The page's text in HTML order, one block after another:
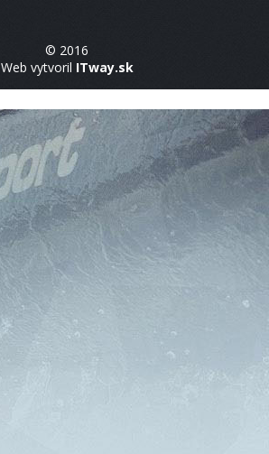
© 2016
Web vytvoril ITway.sk